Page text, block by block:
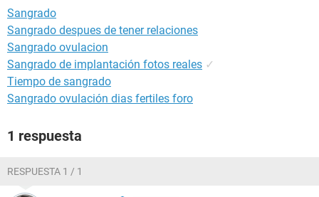
Sangrado
Sangrado despues de tener relaciones
Sangrado ovulacion
Sangrado de implantación fotos reales ✓
Tiempo de sangrado
Sangrado ovulación dias fertiles foro
1 respuesta
RESPUESTA 1 / 1